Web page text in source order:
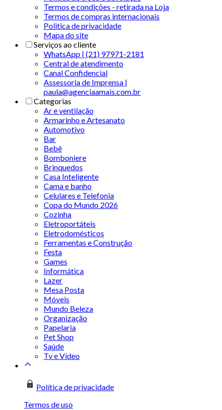
Termos e condições - retirada na Loja
Termos de compras internacionais
Politica de privacidade
Mapa do site
Serviços ao cliente
WhatsApp | (21) 97971-2181
Central de atendimento
Canal Confidencial
Assessoria de Imprensa |
paula@agenciaamais.com.br
Categorias
Ar e ventilação
Armarinho e Artesanato
Automotivo
Bar
Bebê
Bomboniere
Brinquedos
Casa Inteligente
Cama e banho
Celulares e Telefonia
Copa do Mundo 2026
Cozinha
Eletroportáteis
Eletrodomésticos
Ferramentas e Construção
Festa
Games
Informática
Lazer
Mesa Posta
Móveis
Mundo Beleza
Organização
Papelaria
Pet Shop
Saúde
Tv e Vídeo
Política de privacidade
Termos de uso